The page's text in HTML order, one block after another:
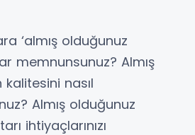
‘almış olduğunuz
memnunsunuz? Almış
nasıl
Almış olduğunuz
ihtiyaçlarınızı